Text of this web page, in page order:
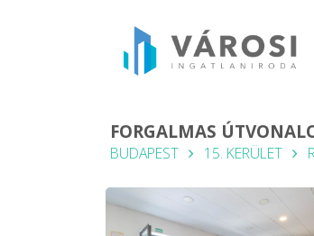
FORGALMAS
BUDAPEST 15. KERÜLET